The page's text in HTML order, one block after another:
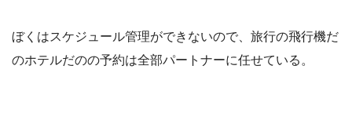
ぼくはスケジュール管理ができないので、旅行の飛行機だ
のホテルだのの予約は全部パートナーに任せている。